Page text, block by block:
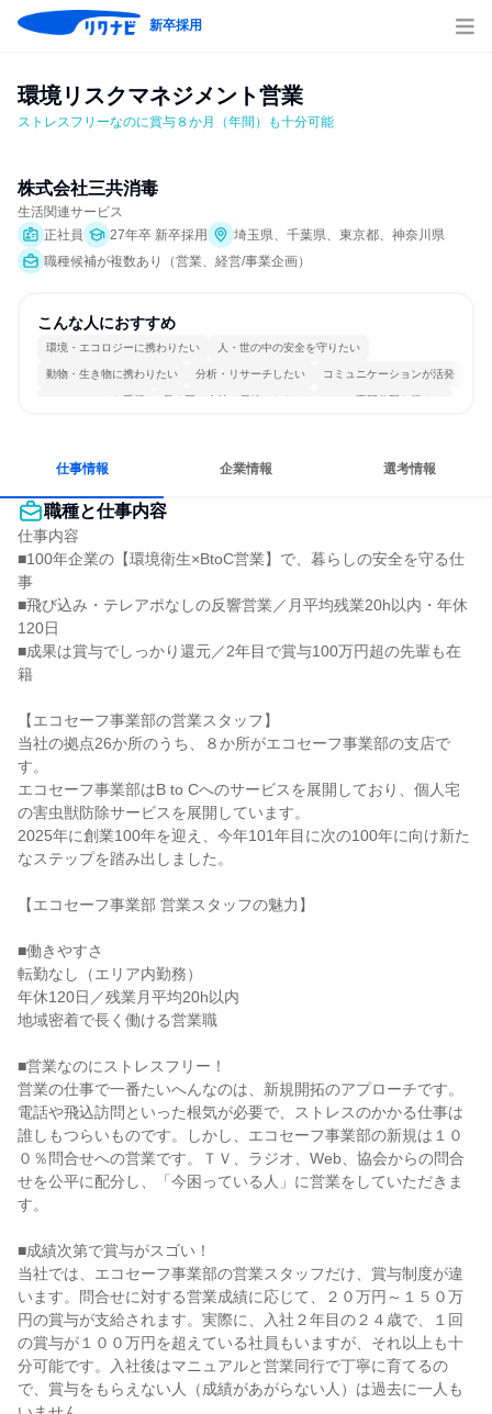
新卒採用
環境リスクマネジメント営業
ストレスフリーなのに賞与８か月（年間）も十分可能
株式会社三共消毒
生活関連サービス
正社員
27年卒 新卒採用
埼玉県、千葉県、東京都、神奈川県
職種候補が複数あり（営業、経営/事業企画）
こんな人におすすめ
環境・エコロジーに携わりたい 人・世の中の安全を守りたい
動物・生き物に携わりたい 分析・リサーチしたい コミュニケーションが活発
チームワークを重視 長く同じ会社に居続けられる 一つの専門分野を極める
仕事情報 企業情報 選考情報
職種と仕事内容
仕事内容
■100年企業の【環境衛生×BtoC営業】で、暮らしの安全を守る仕
事
■飛び込み・テレアポなしの反響営業／月平均残業20h以内・年休
120日
■成果は賞与でしっかり還元／2年目で賞与100万円超の先輩も在
籍
【エコセーフ事業部の営業スタッフ】
当社の拠点26か所のうち、８か所がエコセーフ事業部の支店で
す。
エコセーフ事業部はB to Cへのサービスを展開しており、個人宅
の害虫獣防除サービスを展開しています。
2025年に創業100年を迎え、今年101年目に次の100年に向け新た
なステップを踏み出しました。
【エコセーフ事業部 営業スタッフの魅力】
■働きやすさ
転勤なし（エリア内勤務）
年休120日／残業月平均20h以内
地域密着で長く働ける営業職
■営業なのにストレスフリー！
営業の仕事で一番たいへんなのは、新規開拓のアプローチです。
電話や飛込訪問といった根気が必要で、ストレスのかかる仕事は
誰しもつらいものです。しかし、エコセーフ事業部の新規は１０
０％問合せへの営業です。ＴＶ、ラジオ、Web、協会からの問合
せを公平に配分し、「今困っている人」に営業をしていただきま
す。
■成績次第で賞与がスゴい！
当社では、エコセーフ事業部の営業スタッフだけ、賞与制度が違
います。問合せに対する営業成績に応じて、２０万円～１５０万
円の賞与が支給されます。実際に、入社２年目の２４歳で、１回
の賞与が１００万円を超えている社員もいますが、それ以上も十
分可能です。入社後はマニュアルと営業同行で丁寧に育てるの
で、賞与をもらえない人（成績があがらない人）は過去に一人も